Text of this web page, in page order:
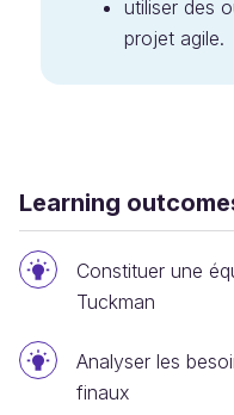
utiliser des
projet agile.
Learning
Constituer une
Tuckman
Analyser les
finaux